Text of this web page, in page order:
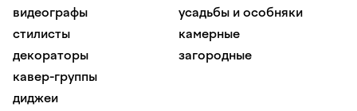
видеографы
стилисты
декораторы
кавер-группы
диджеи
усадьбы и особняки
камерные
загородные